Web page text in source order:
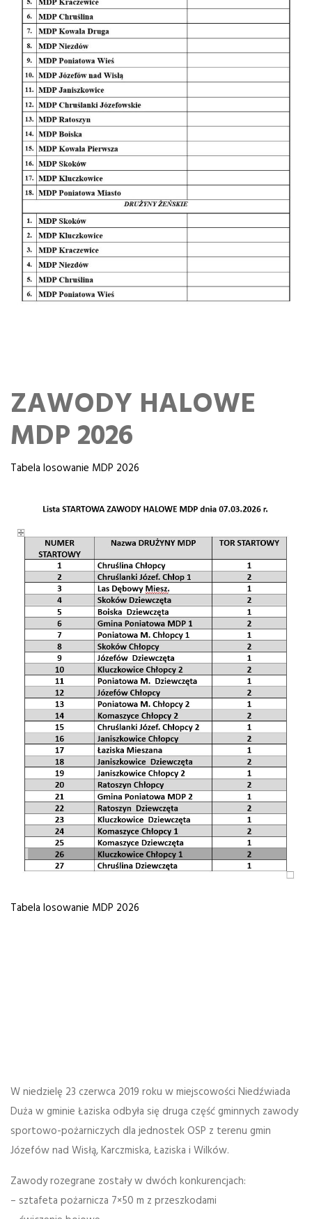
ZAWODY HALOWE
MDP 2026
Tabela losowanie MDP 2026
Tabela losowanie MDP 2026
W niedzielę 23 czerwca 2019 roku w miejscowości Niedźwiada
Duża w gminie Łaziska odbyła się druga część gminnych zawody
sportowo-pożarniczych dla jednostek OSP z terenu gmin
Józefów nad Wisłą, Karczmiska, Łaziska i Wilków.
Zawody rozegrane zostały w dwóch konkurencjach:
– sztafeta pożarnicza 7×50 m z przeszkodami